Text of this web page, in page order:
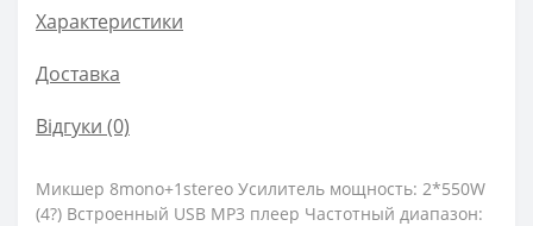
Характеристики
Доставка
Відгуки (0)
Микшер 8mono+1stereo Усилитель мощность: 2*550W
(4?) Встроенный USB MP3 плеер Частотный диапазон: